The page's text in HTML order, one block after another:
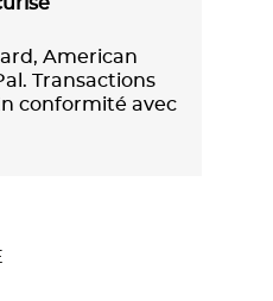
American
Transactions
conformité avec